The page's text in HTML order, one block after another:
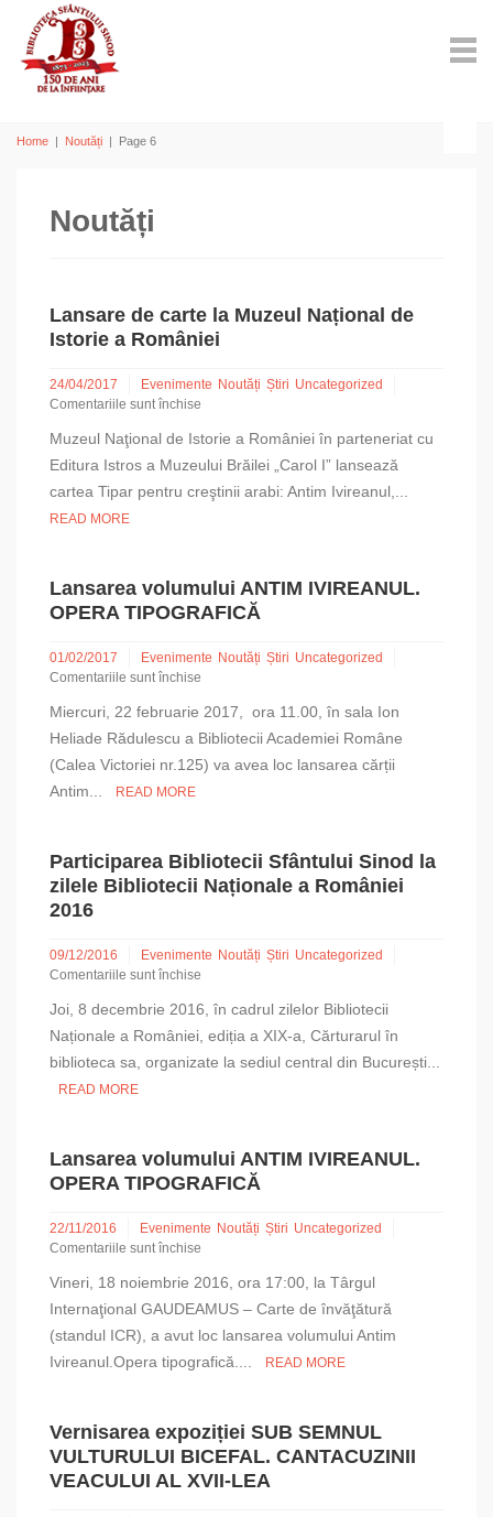
Home | Noutăți | Page 6
Noutăți
Lansare de carte la Muzeul Național de
Istorie a României
24/04/2017 Evenimente Noutăți Știri Uncategorized
Comentariile sunt închise
Lansare
de
Muzeul
Istorie
României
Muzeul Naţional de Istorie a României în parteneriat cu
Editura Istros a Muzeului Brăilei „Carol I” lansează
cartea Tipar pentru creştinii arabi: Antim Ivireanul,...
READ MORE
Lansarea volumului ANTIM IVIREANUL.
OPERA TIPOGRAFICĂ
01/02/2017 Evenimente Noutăți Știri Uncategorized
Comentariile sunt închise
Lansarea
volumului
ANTIM
IVIREANUL.
OPERA
Miercuri, 22 februarie 2017, ora 11.00, în sala Ion
Heliade Rădulescu a Bibliotecii Academiei Române
(Calea Victoriei nr.125) va avea loc lansarea cărții
Antim...
READ MORE
Participarea Bibliotecii Sfântului Sinod la
zilele Bibliotecii Naționale a României
2016
09/12/2016 Evenimente Noutăți Știri Uncategorized
Comentariile sunt închise
Participarea
Bibliotecii
Sfântului
Naționale
României
Joi, 8 decembrie 2016, în cadrul zilelor Bibliotecii
Naționale a României, ediția a XIX-a, Cărturarul în
biblioteca sa, organizate la sediul central din București...
READ MORE
Lansarea volumului ANTIM IVIREANUL.
OPERA TIPOGRAFICĂ
22/11/2016 Evenimente Noutăți Știri Uncategorized
Comentariile sunt închise
Lansarea
volumului
ANTIM
IVIREANUL.
OPERA
Vineri, 18 noiembrie 2016, ora 17:00, la Târgul
Internaţional GAUDEAMUS – Carte de învăţătură
(standul ICR), a avut loc lansarea volumului Antim
Ivireanul.Opera tipografică....
READ MORE
Vernisarea expoziției SUB SEMNUL
VULTURULUI BICEFAL. CANTACUZINII
VEACULUI AL XVII-LEA